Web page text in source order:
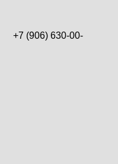
+7 (906) 630-00-